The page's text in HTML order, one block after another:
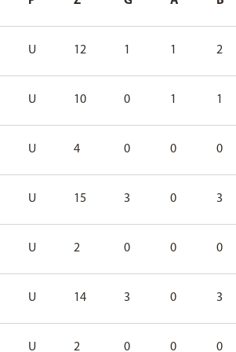
U 12 1 1 2
U 10 0 1 1
U 4 0 0 0
U 15 3 0 3
U 2 0 0 0
U 14 3 0 3
U 2 0 0 0